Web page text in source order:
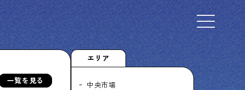
Select Language▼
一覧を見る
エリア
中央市場